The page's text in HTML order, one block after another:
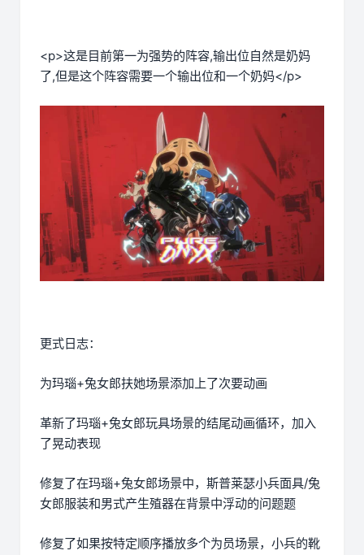
<p>这是目前第一为强势的阵容,输出位自然是奶妈
了,但是这个阵容需要一个输出位和一个奶妈</p>
更式日志：
为玛瑙+兔女郎扶她场景添加上了次要动画
革新了玛瑙+兔女郎玩具场景的结尾动画循环，加入
了晃动表现
修复了在玛瑙+兔女郎场景中，斯普莱瑟小兵面具/兔
女郎服装和男式产生殖器在背景中浮动的问题题
修复了如果按特定顺序播放多个为员场景，小兵的靴